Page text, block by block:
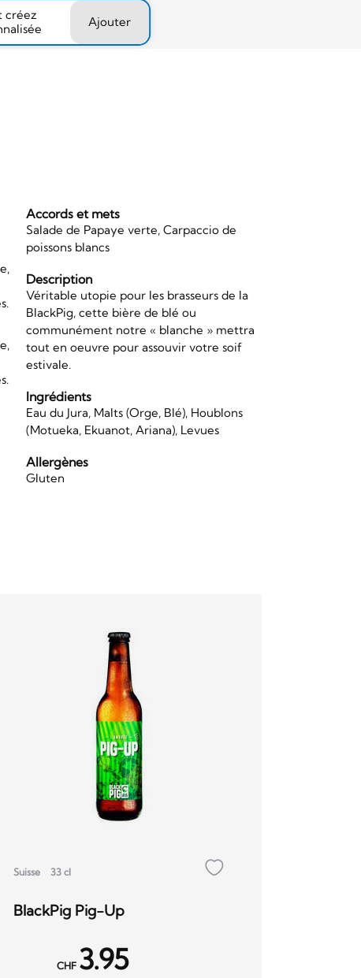
créez
Ajouter
Accords et mets
Salade de Papaye verte, Carpaccio de
poissons blancs
Description
Véritable utopie pour les brasseurs de la
BlackPig, cette bière de blé ou
communément notre « blanche » mettra
tout en oeuvre pour assouvir votre soif
estivale.
Ingrédients
Eau du Jura, Malts (Orge, Blé), Houblons
(Motueka, Ekuanot, Ariana), Levues
Allergènes
Gluten
Suisse 33 cl
BlackPig Pig-Up
CHF 3.95